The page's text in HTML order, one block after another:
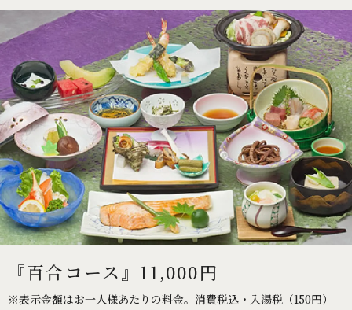
『百合コース』11,000円
※表示金額はお一人様あたりの料金。消費税込・入湯税（150円）